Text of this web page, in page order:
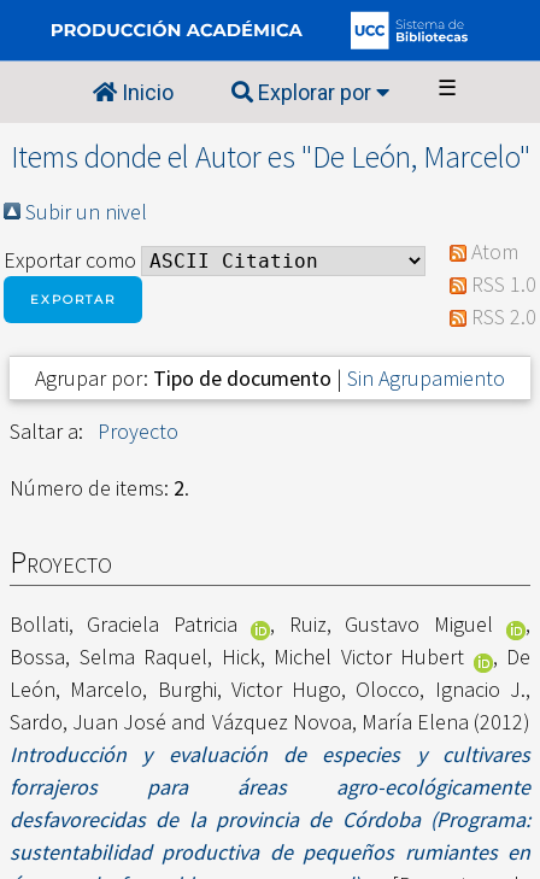
Inicio Explorar por ☰
Items donde el Autor es "De León, Marcelo"
Subir un nivel
Exportar como
Atom
RSS 1.0
RSS 2.0
Agrupar por: Tipo de documento | Sin Agrupamiento
Saltar a:
Proyecto
Número de items: 2.
Proyecto
Bollati, Graciela Patricia , Ruiz, Gustavo Miguel
,
Bossa, Selma Raquel, Hick, Michel Victor Hubert , De
León, Marcelo, Burghi, Victor Hugo, Olocco, Ignacio J.,
Sardo, Juan José and Vázquez Novoa, María Elena (2012)
Introducción y evaluación de especies y cultivares
forrajeros para áreas agro-ecológicamente
desfavorecidas de la provincia de Córdoba (Programa:
sustentabilidad productiva de pequeños rumiantes en